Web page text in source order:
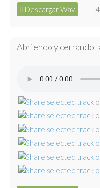
Descargar Wav
Abriendo y cerrando